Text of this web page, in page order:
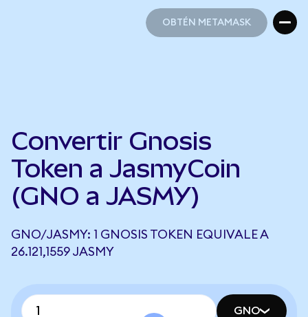
OBTÉN METAMASK
Convertir Gnosis
Token a JasmyCoin
(GNO a JASMY)
GNO/JASMY: 1 GNOSIS TOKEN EQUIVALE A
26.121,1559 JASMY
GNO